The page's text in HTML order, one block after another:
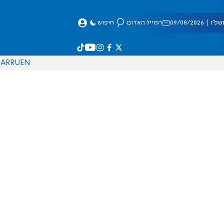
08/2026 המייל האדום חיפוש
EN
RU
AR